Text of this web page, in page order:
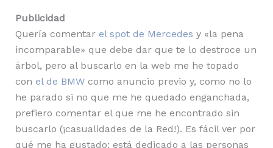
Publicidad
Quería comentar el spot de Mercedes y «la pena
incomparable» que debe dar que te lo destroce un
árbol, pero al buscarlo en la web me he topado
con el de BMWcomo anuncio previo y, como no lo
he parado si no que me he quedado enganchada,
prefiero comentar el que me he encontrado sin
buscarlo (¡casualidades de la Red!). Es fácil ver por
qué me ha gustado: está dedicado a las personas